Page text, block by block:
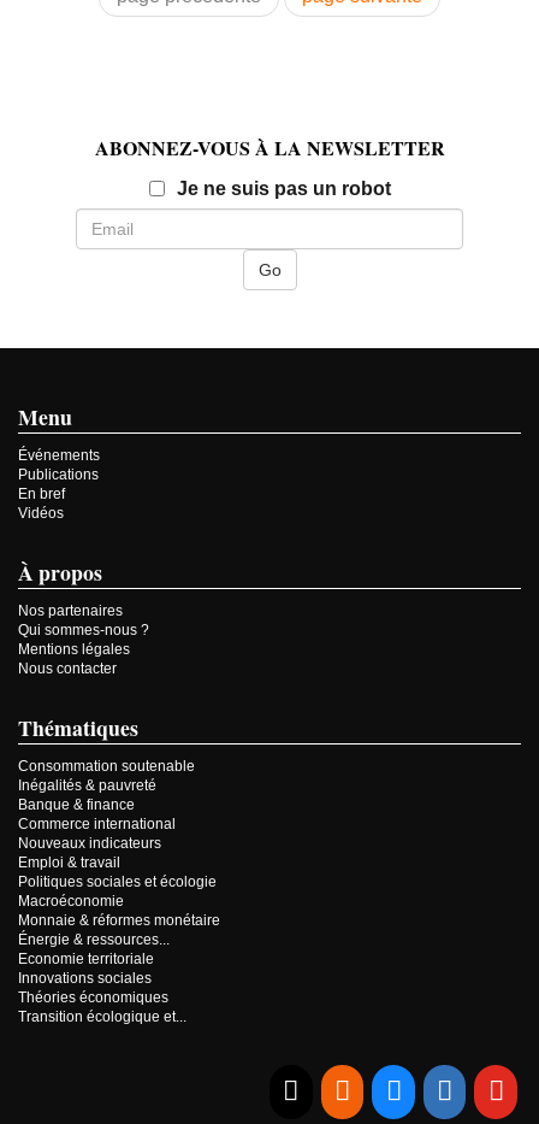
ABONNEZ-VOUS À LA NEWSLETTER
Je ne suis pas un robotEmail
Menu
Événements
Publications
En bref
Vidéos
À propos
Nos partenaires
Qui sommes-nous ?
Mentions légales
Nous contacter
Thématiques
Consommation soutenable
Inégalités & pauvreté
Banque & finance
Commerce international
Nouveaux indicateurs
Emploi & travail
Politiques sociales et écologie
Macroéconomie
Monnaie & réformes monétaire
Énergie & ressources...
Economie territoriale
Innovations sociales
Théories économiques
Transition écologique et...